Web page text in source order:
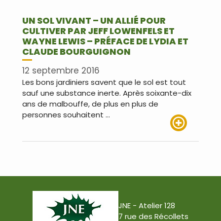
UN SOL VIVANT – UN ALLIÉ POUR
CULTIVER PAR JEFF LOWENFELS ET
WAYNE LEWIS – PRÉFACE DE LYDIA ET
CLAUDE BOURGUIGNON
12 septembre 2016
Les bons jardiniers savent que le sol est tout
sauf une substance inerte. Après soixante-dix
ans de malbouffe, de plus en plus de
personnes souhaitent …
JNE - Atelier 128
7 rue des Récollets